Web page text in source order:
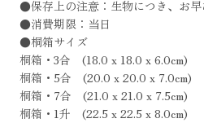
●保存上の注意：生物につき、お早
●消費期限：当日
●桐箱サイズ
桐箱・3合 (18.0 x 18.0 x 6.0cm)
桐箱・5合 (20.0 x 20.0 x 7.0cm)
桐箱・7合 (21.0 x 21.0 x 7.5cm)
桐箱・1升 (22.5 x 22.5 x 8.0cm)